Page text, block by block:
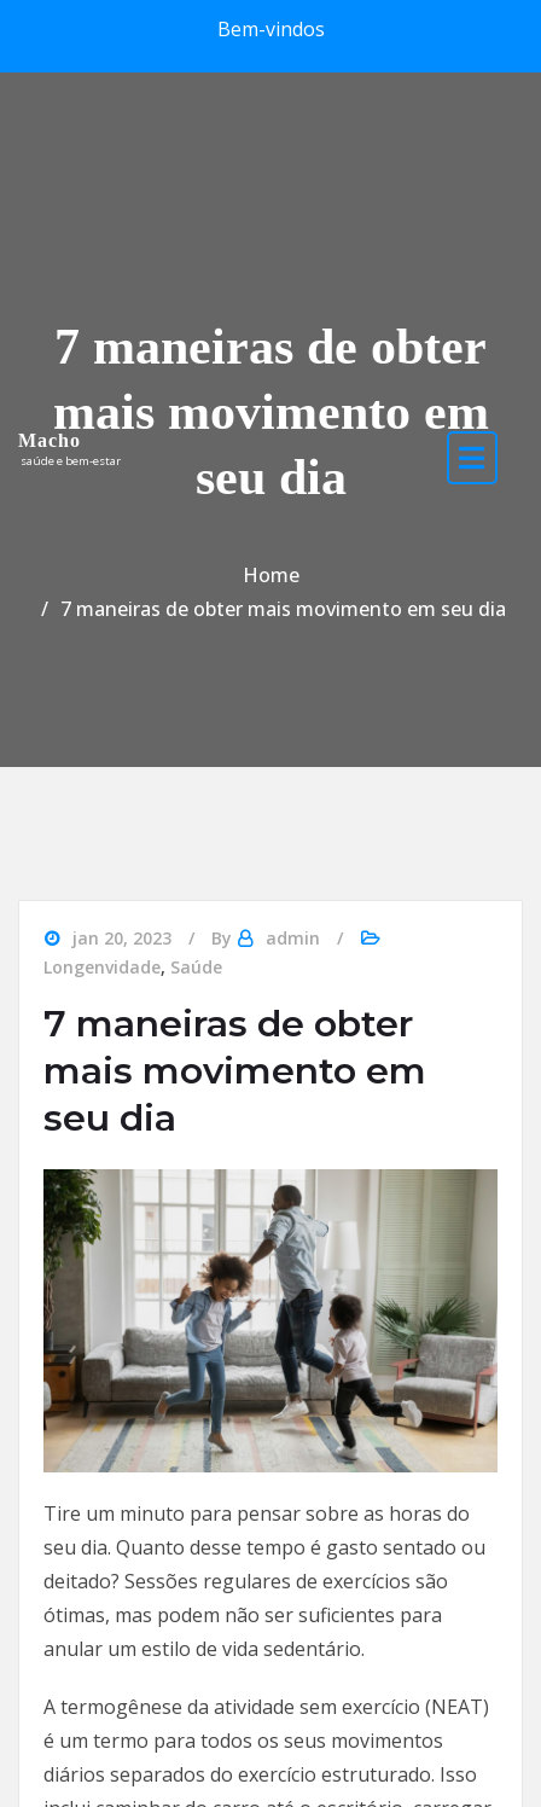
Bem-vindos
Macho
saúde e bem-estar
7 maneiras de obter
mais movimento em
seu dia
Home
7 maneiras de obter mais movimento em seu dia
jan 20, 2023 By
admin
Longenvidade, Saúde
7 maneiras de obter
mais movimento em
seu dia
Tire um minuto para pensar sobre as horas do
seu dia. Quanto desse tempo é gasto sentado ou
deitado? Sessões regulares de exercícios são
ótimas, mas podem não ser suficientes para
anular um estilo de vida sedentário.
A termogênese da atividade sem exercício (NEAT)
é um termo para todos os seus movimentos
diários separados do exercício estruturado. Isso